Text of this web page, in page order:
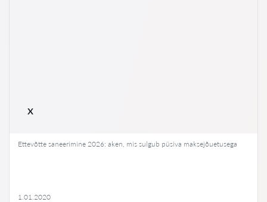
x
Ettevõtte saneerimine 2026: aken, mis sulgub püsiva maksejõuetusega
1.01.2020